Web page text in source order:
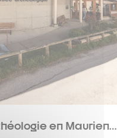
en Maurien…